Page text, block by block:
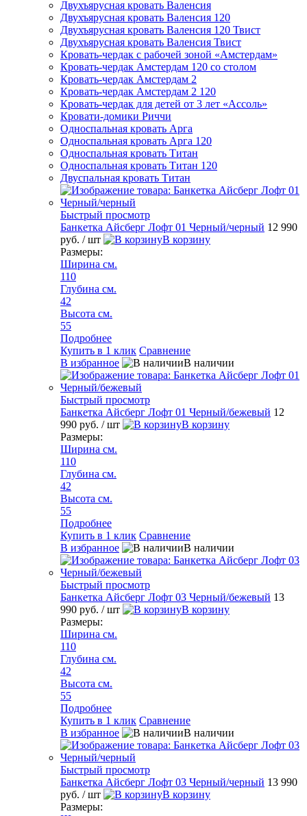
Двухъярусная кровать Валенсия
Двухъярусная кровать Валенсия 120
Двухъярусная кровать Валенсия 120 Твист
Двухъярусная кровать Валенсия Твист
Кровать-чердак с рабочей зоной «Амстердам»
Кровать-чердак Амстердам 120 со столом
Кровать-чердак Амстердам 2
Кровать-чердак Амстердам 2 120
Кровать-чердак для детей от 3 лет «Ассоль»
Кровати-домики Риччи
Односпальная кровать Арга
Односпальная кровать Арга 120
Односпальная кровать Титан
Односпальная кровать Титан 120
Двуспальная кровать Титан
Быстрый просмотр
Банкетка Айсберг Лофт 01 Черный/черный 12 990
руб. / шт
В корзину
Размеры:
Ширина см.
110
Глубина см.
42
Высота см.
55
Подробнее
Купить в 1 клик Сравнение
В избранное
В наличии
Быстрый просмотр
Банкетка Айсберг Лофт 01 Черный/бежевый 12
990 руб. / шт
В корзину
Размеры:
Ширина см.
110
Глубина см.
42
Высота см.
55
Подробнее
Купить в 1 клик Сравнение
В избранное
В наличии
Быстрый просмотр
Банкетка Айсберг Лофт 03 Черный/бежевый 13
990 руб. / шт
В корзину
Размеры:
Ширина см.
110
Глубина см.
42
Высота см.
55
Подробнее
Купить в 1 клик Сравнение
В избранное
В наличии
Быстрый просмотр
Банкетка Айсберг Лофт 03 Черный/черный 13 990
руб. / шт
В корзину
Размеры: